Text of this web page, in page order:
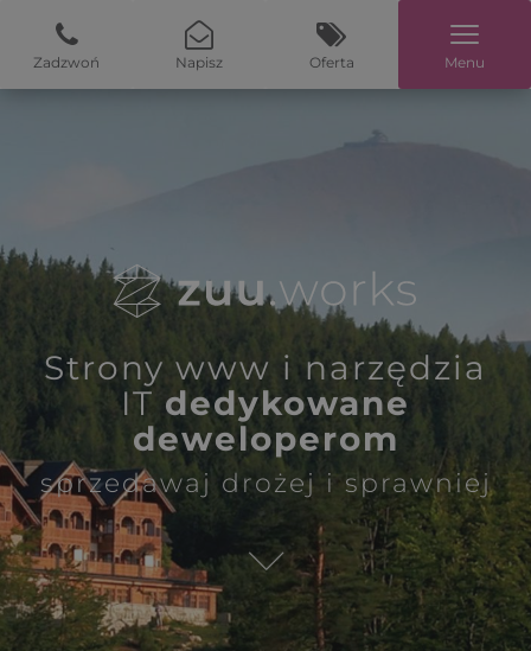
Zadzwoń Napisz Oferta Menu
Strony www i narzędzia
IT dedykowane
deweloperom
sprzedawaj drożej i sprawniej